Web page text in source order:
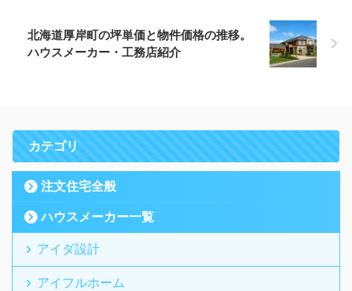
北海道厚岸町の坪単価と物件価格の推移。
ハウスメーカー・工務店紹介
カテゴリ
注文住宅全般
ハウスメーカー一覧
アイダ設計
アイフルホーム